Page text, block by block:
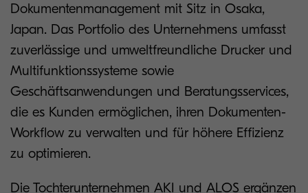
Dokumentenmanagement mit Sitz in Osaka,
Japan. Das Portfolio des Unternehmens umfasst
zuverlässige und umweltfreundliche Drucker und
Multifunktionssysteme sowie
Geschäftsanwendungen und Beratungsservices,
die es Kunden ermöglichen, ihren Dokumenten-
Workflow zu verwalten und für höhere Effizienz
zu optimieren.
Die Tochterunternehmen AKI und ALOS ergänzen